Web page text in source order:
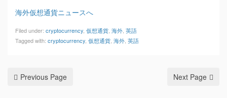
海外仮想通貨ニュースへ
Filed under: cryptocurrency 仮想通貨 海外 英語
Tagged with: cryptocurrency 仮想通貨 海外 英語
Previous Page Next Page